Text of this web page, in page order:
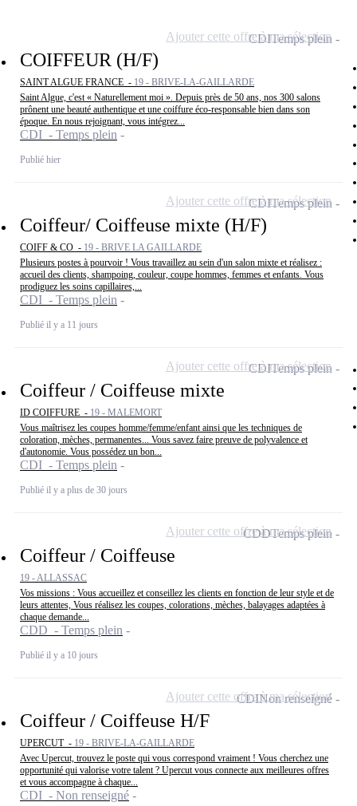
COIFFEUR (H/F)
SAINT ALGUE FRANCE - 19 - BRIVE-LA-GAILLARDE
Saint Algue, c'est « Naturellement moi ». Depuis près de 50 ans, nos 300 salons
prônent une beauté authentique et une coiffure éco-responsable bien dans son
époque. En nous rejoignant, vous intégrez...
CDI - Temps plein
Publié hier
CDITemps plein
Ajouter cette offre à ma sélection
Coiffeur/ Coiffeuse mixte (H/F)
COIFF & CO - 19 - BRIVE LA GAILLARDE
Plusieurs postes à pourvoir ! Vous travaillez au sein d'un salon mixte et réalisez :
accueil des clients, shampoing, couleur, coupe hommes, femmes et enfants. Vous
prodiguez les soins capillaires,...
CDI - Temps plein
Publié il y a 11 jours
CDITemps plein
Ajouter cette offre à ma sélection
Coiffeur / Coiffeuse mixte
ID COIFFURE - 19 - MALEMORT
Vous maîtrisez les coupes homme/femme/enfant ainsi que les techniques de
coloration, mèches, permanentes... Vous savez faire preuve de polyvalence et
d'autonomie. Vous possédez un bon...
CDI - Temps plein
Publié il y a plus de 30 jours
CDITemps plein
Ajouter cette offre à ma sélection
Coiffeur / Coiffeuse
19 - ALLASSAC
Vos missions : Vous accueillez et conseillez les clients en fonction de leur style et de
leurs attentes, Vous réalisez les coupes, colorations, mèches, balayages adaptées à
chaque demande...
CDD - Temps plein
Publié il y a 10 jours
CDDTemps plein
Ajouter cette offre à ma sélection
Coiffeur / Coiffeuse H/F
UPERCUT - 19 - BRIVE-LA-GAILLARDE
Avec Upercut, trouvez le poste qui vous correspond vraiment ! Vous cherchez une
opportunité qui valorise votre talent ? Upercut vous connecte aux meilleures offres
et vous accompagne à chaque...
CDI - Non renseigné
CDINon renseigné
Ajouter cette offre à ma sélection